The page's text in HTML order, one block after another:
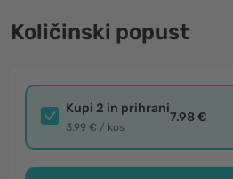
Količinski popust
Kupi 2 in prihrani
3.99 € / kos
7.98 €